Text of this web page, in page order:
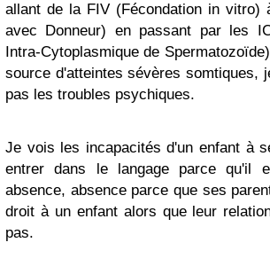
allant de la FIV (Fécondation in vitro)
avec Donneur) en passant par les
Intra-Cytoplasmique de
source d'atteintes sévères somtiques,
pas les troubles psychiques.
Je vois les incapacités d'un enfant à
entrer dans le langage parce qu'il
absence, absence parce que ses
droit à un enfant alors que leur
pas.